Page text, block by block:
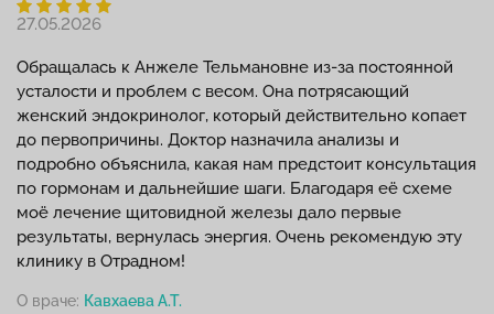
27.05.2026
Обращалась к Анжеле Тельмановне из-за постоянной
усталости и проблем с весом. Она потрясающий
женский эндокринолог, который действительно копает
до первопричины. Доктор назначила анализы и
подробно объяснила, какая нам предстоит консультация
по гормонам и дальнейшие шаги. Благодаря её схеме
моё лечение щитовидной железы дало первые
результаты, вернулась энергия. Очень рекомендую эту
клинику в Отрадном!
О враче: Кавхаева А.Т.